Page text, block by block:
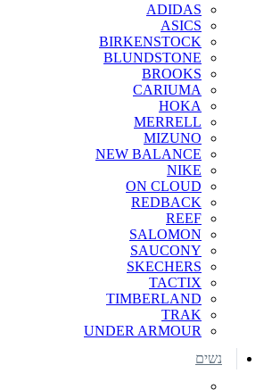
ADIDAS
ASICS
BIRKENSTOCK
BLUNDSTONE
BROOKS
CARIUMA
HOKA
MERRELL
MIZUNO
NEW BALANCE
NIKE
ON CLOUD
REDBACK
REEF
SALOMON
SAUCONY
SKECHERS
TACTIX
TIMBERLAND
TRAK
UNDER ARMOUR
נשים